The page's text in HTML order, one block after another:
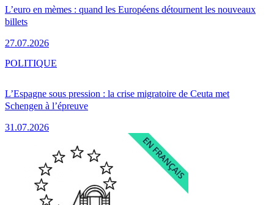
L’euro en mèmes : quand les Européens détournent les nouveaux
billets
27.07.2026
L’Espagne sous pression : la crise migratoire de Ceuta met
Schengen à l’épreuve
31.07.2026
POLITIQUE